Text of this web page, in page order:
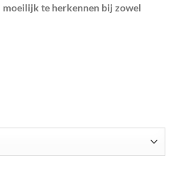
moeilijk te herkennen bij zowel